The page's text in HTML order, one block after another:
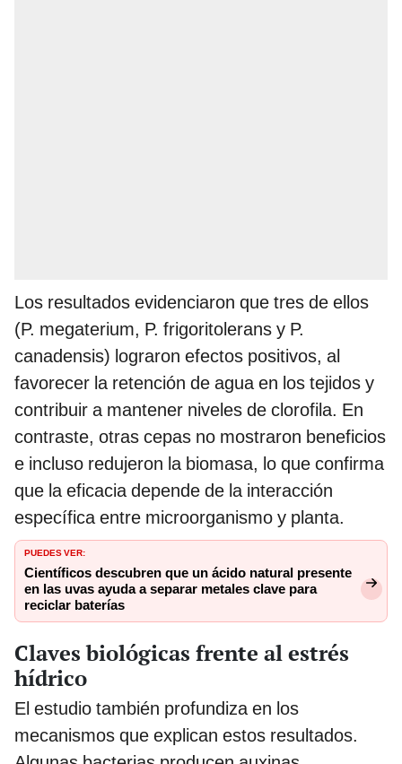
Los resultados evidenciaron que tres de ellos
(P. megaterium, P. frigoritolerans y P.
canadensis) lograron efectos positivos, al
favorecer la retención de agua en los tejidos y
contribuir a mantener niveles de clorofila. En
contraste, otras cepas no mostraron beneficios
e incluso redujeron la biomasa, lo que confirma
que la eficacia depende de la interacción
específica entre microorganismo y planta.
PUEDES VER:
Científicos descubren que un ácido natural presente
en las uvas ayuda a separar metales clave para
reciclar baterías
Claves biológicas frente al estrés
hídrico
El estudio también profundiza en los
mecanismos que explican estos resultados.